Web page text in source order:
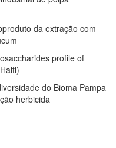
da extração com
profile of
do Bioma Pampa
herbicida